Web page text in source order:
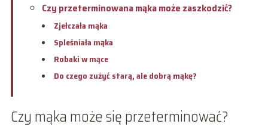
Czy przeterminowana mąka może zaszkodzić?
Zjełczała mąka
Spleśniała mąka
Robaki w mące
Do czego zużyć starą, ale dobrą mąkę?
Czy mąka może się przeterminować?